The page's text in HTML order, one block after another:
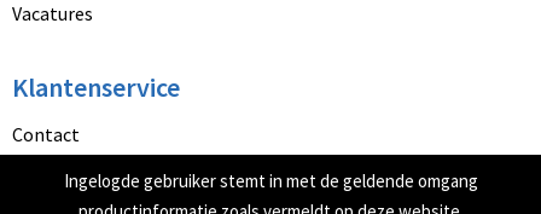
Vacatures
Klantenservice
Contact
Betaalmethoden
Retourneren
Ingelogde gebruiker stemt in met de geldende omgang